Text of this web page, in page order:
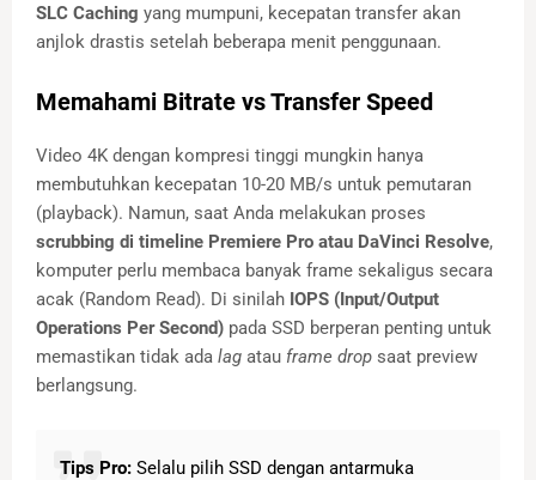
SLC Caching yang mumpuni, kecepatan transfer akan
anjlok drastis setelah beberapa menit penggunaan.
Memahami Bitrate vs Transfer Speed
Video 4K dengan kompresi tinggi mungkin hanya
membutuhkan kecepatan 10-20 MB/s untuk pemutaran
(playback). Namun, saat Anda melakukan proses
scrubbing di timeline Premiere Pro atau DaVinci Resolve,
komputer perlu membaca banyak frame sekaligus secara
acak (Random Read). Di sinilah IOPS (Input/Output
Operations Per Second) pada SSD berperan penting untuk
memastikan tidak ada lag atau frame drop saat preview
berlangsung.
Tips Pro: Selalu pilih SSD dengan antarmuka